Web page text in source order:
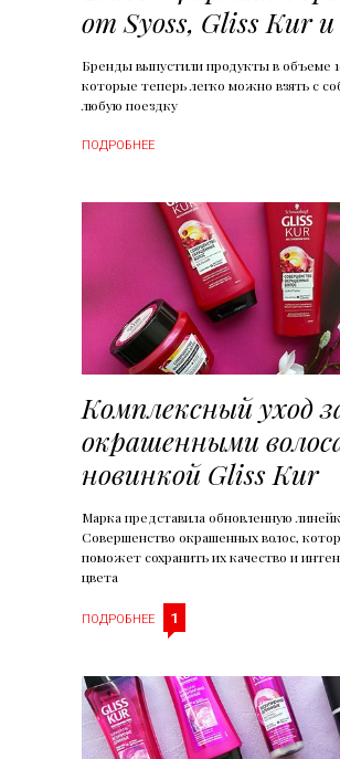
от Syoss, Gliss Kur и
Бренды выпустили продукты в объеме
которые теперь легко можно взять с
любую поездку
ПОДРОБНЕЕ
Комплексный уход
окрашенными
новинкой Gliss Kur
Марка представила обновленную
Совершенство окрашенных волос,
поможет сохранить их качество и
цвета
ПОДРОБНЕЕ 1